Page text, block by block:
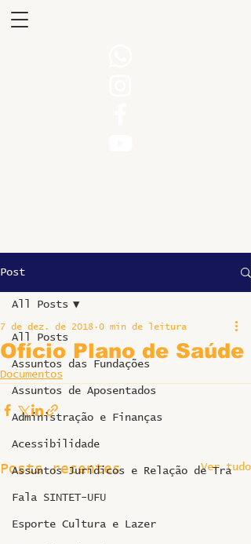
Post
All Posts
Assuntos das Fundações
Assuntos de Aposentados
Administração e Finanças
Acessibilidade
Assuntos Jurídicos e Relação de Tra
Fala SINTET-UFU
Esporte Cultura e Lazer
All Posts
Ofício Plano de Saúde
7 de dez. de 2018 0 min de leitura
Documentos
Posts recentes Ver tudo